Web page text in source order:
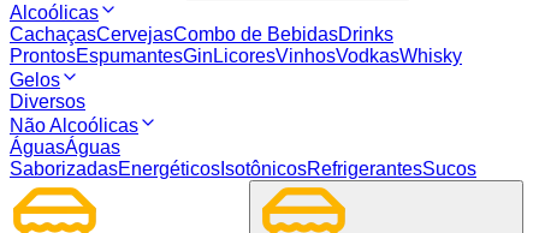
Alcoólicas
CachaçasCervejasCombo de BebidasDrinks
ProntosEspumantesGin LicoresVinhosVodkasWhisky
Gelos
Diversos
Não Alcoólicas
ÁguasÁguas
SaborizadasEnergéticos IsotônicosRefrigerantesSucos